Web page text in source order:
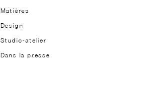
Matières
Design
Studio-atelier
Dans la presse